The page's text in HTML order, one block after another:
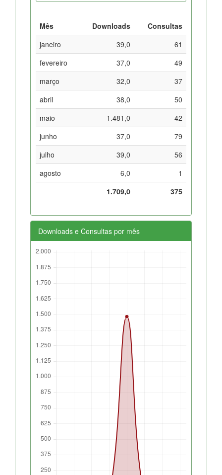
Mês Downloads
Consultas
janeiro
39,0
61
fevereiro
37,0
49
março
32,0
37
abril
38,0
50
maio
1.481,0
42
junho
37,0
79
julho
39,0
56
agosto
6,0
1
1.709,0
375
Downloads e Consultas por mês